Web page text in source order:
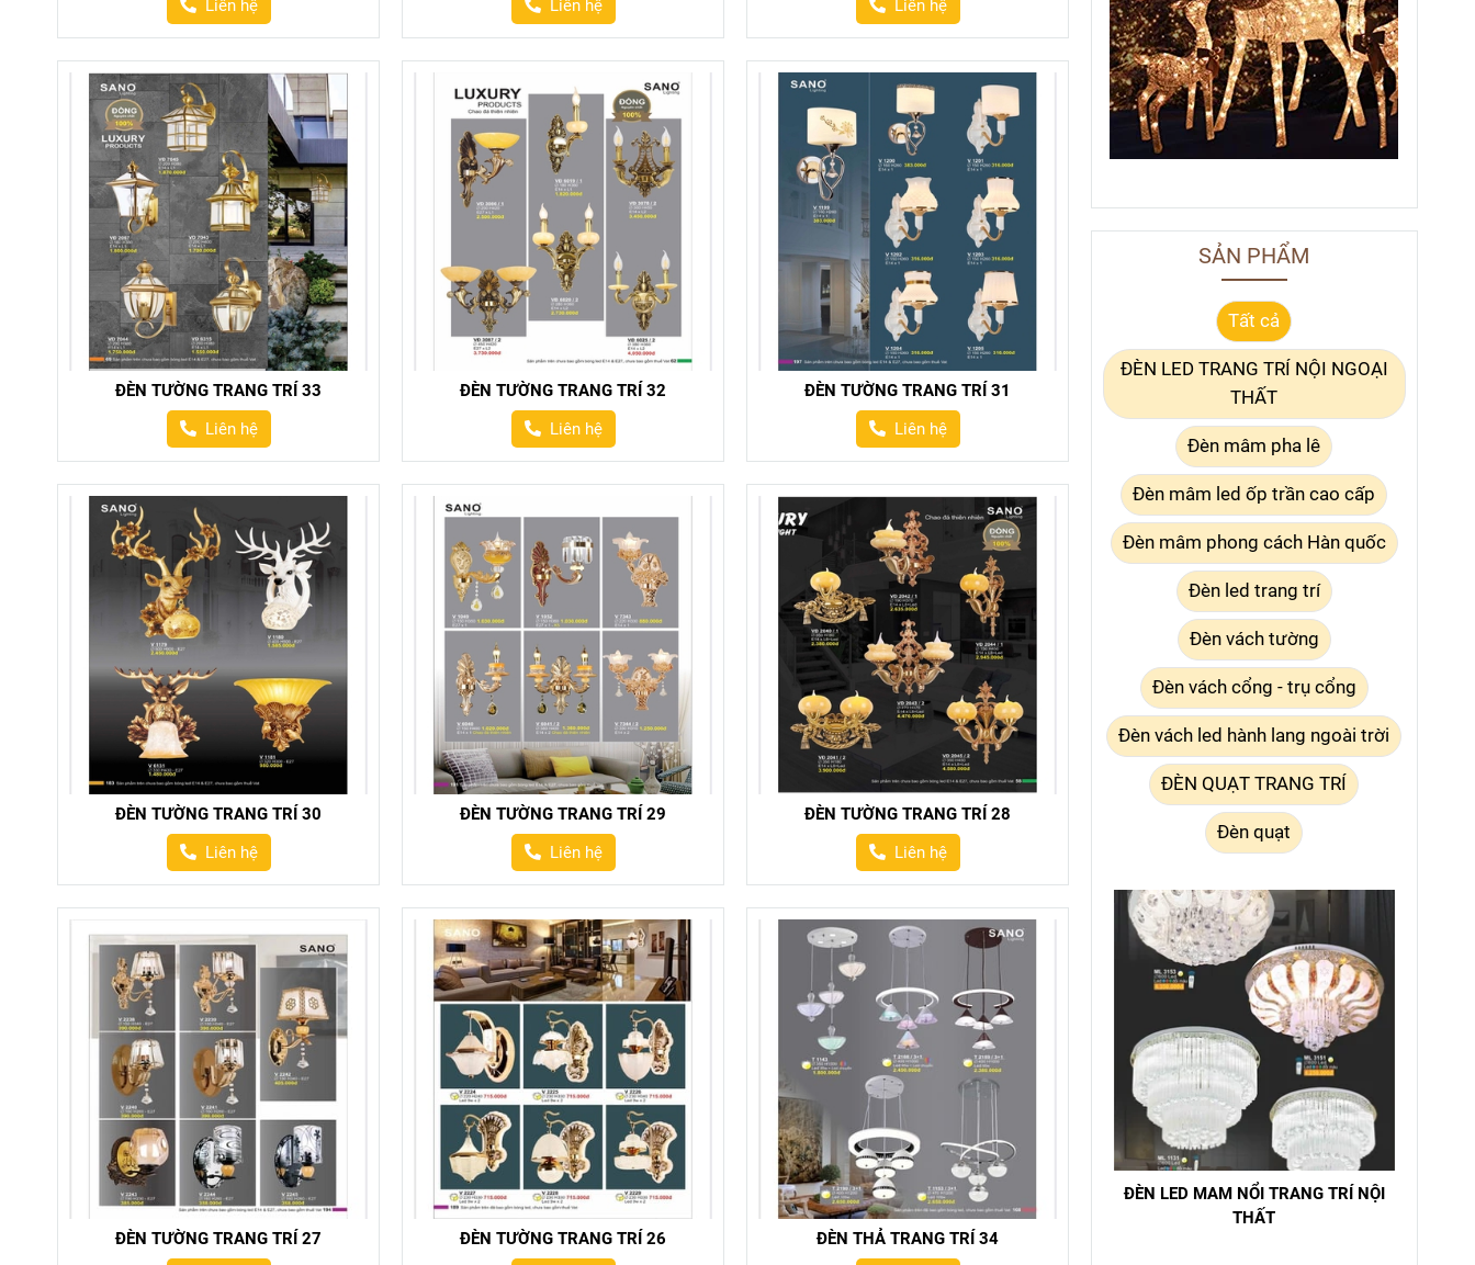
Liên hệ Liên hệ Liên hệ
ĐÈN TƯỜNG TRANG TRÍ 33
Liên hệ
ĐÈN TƯỜNG TRANG TRÍ 32
Liên hệ
ĐÈN TƯỜNG TRANG TRÍ 31
Liên hệ
ĐÈN TƯỜNG TRANG TRÍ 30
Liên hệ
ĐÈN TƯỜNG TRANG TRÍ 29
Liên hệ
ĐÈN TƯỜNG TRANG TRÍ 28
Liên hệ
ĐÈN TƯỜNG TRANG TRÍ 27
ĐÈN TƯỜNG TRANG TRÍ 26
ĐÈN THẢ TRANG TRÍ 34
SẢN PHẨM
Tất cả
ĐÈN LED TRANG TRÍ NỘI NGOẠI
THẤT
Đèn mâm pha lê
Đèn mâm led ốp trần cao cấp
Đèn mâm phong cách Hàn quốc
Đèn led trang trí
Đèn vách tường
Đèn vách cổng - trụ cổng
Đèn vách led hành lang ngoài trời
ĐÈN QUẠT TRANG TRÍ
Đèn quạt
ĐÈN LED MAM NỔI TRANG TRÍ NỘI
THẤT